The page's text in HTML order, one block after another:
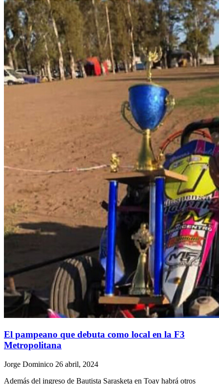
El pampeano que debuta como local en la F3
Metropolitana
Jorge Dominico 26 abril, 2024
Además del ingreso de Bautista Sarasketa en Toay habrá otros